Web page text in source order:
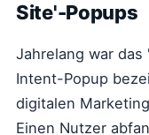
Site'-Popups
Jahrelang war
Intent-Popup
digitalen
Einen Nutzer